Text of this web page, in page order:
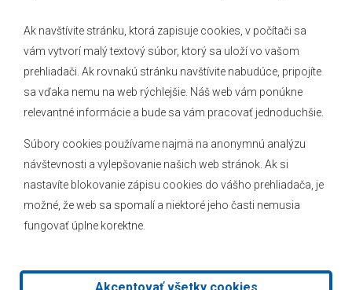
Ak navštívite stránku, ktorá zapisuje cookies, v počítači sa
vám vytvorí malý textový súbor, ktorý sa uloží vo vašom
prehliadači. Ak rovnakú stránku navštívite nabudúce, pripojíte
sa vďaka nemu na web rýchlejšie. Náš web vám ponúkne
relevantné informácie a bude sa vám pracovať jednoduchšie.
Súbory cookies používame najmä na anonymnú analýzu
návštevnosti a vylepšovanie našich web stránok. Ak si
nastavíte blokovanie zápisu cookies do vášho prehliadača, je
možné, že web sa spomalí a niektoré jeho časti nemusia
fungovať úplne korektne.
O obci
Hlásenia obecného rozhlasu
Kontakt
Mapa stránok